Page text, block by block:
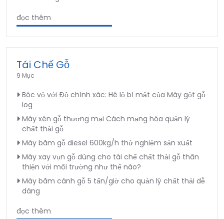
đọc thêm
Tái Chế Gỗ
9 Mục
Bóc vỏ với Độ chính xác: Hé lộ bí mật của Máy gột gỗ
log
Máy xén gỗ thương mại Cách mạng hóa quản lý
chất thải gỗ
Máy băm gỗ diesel 600kg/h thử nghiệm sản xuất
Máy xay vụn gỗ dùng cho tái chế chất thải gỗ thân
thiện với môi trường như thế nào?
Máy băm cành gỗ 5 tấn/giờ cho quản lý chất thải dễ
dàng
đọc thêm